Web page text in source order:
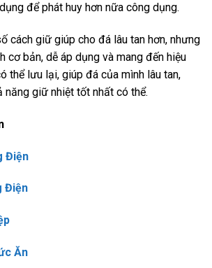
để phát huy hơn nữa công dụng.
cách giữ giúp cho đá lâu tan hơn, nhưng
cơ bản, dễ áp dụng và mang đến hiệu
thể lưu lại, giúp đá của mình lâu tan,
giữ nhiệt tốt nhất có thể.
Điện
Điện
Ăn